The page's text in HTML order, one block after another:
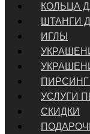
КОЛЬЦА
ШТАНГИ
ИГЛЫ
УСЛУГИ
СКИДКИ